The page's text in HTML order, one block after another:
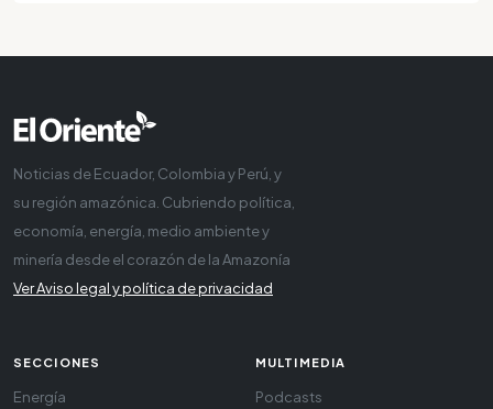
Noticias de Ecuador, Colombia y Perú, y
su región amazónica. Cubriendo política,
economía, energía, medio ambiente y
minería desde el corazón de la Amazonía
Ver Aviso legal y política de privacidad
SECCIONES
Energía
MULTIMEDIA
Podcasts